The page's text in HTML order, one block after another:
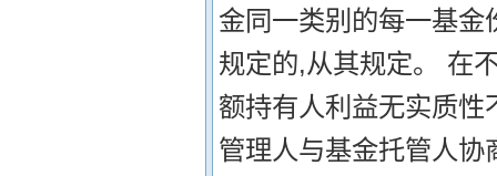
金同一类别的每一基
规定的,从其规定。 在
额持有人利益无实质
管理人与基金托管人